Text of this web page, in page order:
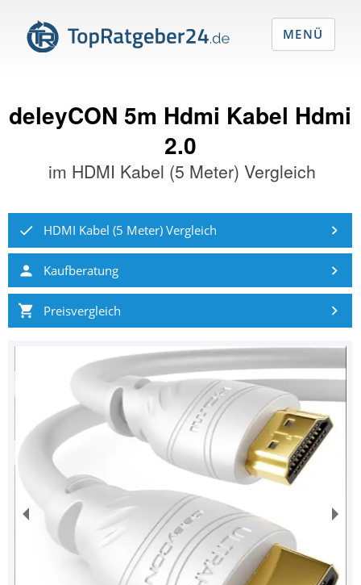
deleyCON 5m Hdmi Kabel Hdmi
2.0
im HDMI Kabel (5 Meter) Vergleich
HDMI Kabel (5 Meter) Vergleich
Kaufberatung
Preisvergleich
MENÜ